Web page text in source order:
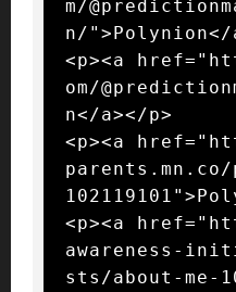
m/
n/">Polynion</
<p><a
om/
n</a></p>
<p><a
<p><a
awareness-
sts/about-me-